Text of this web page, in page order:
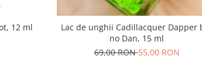
12 ml
Lac de unghii Cadillacquer Dapper
no Dan, 15 ml
69,00 RON55,00 RON